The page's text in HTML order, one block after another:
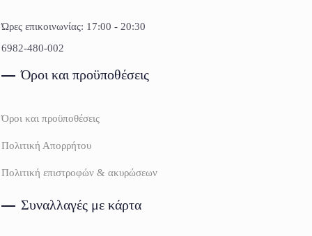
Ώρες επικοινωνίας: 17:00 - 20:30
6982-480-002
Όροι και προϋποθέσεις
Όροι και προϋποθέσεις
Πολιτική Απορρήτου
Πολιτική επιστροφών & ακυρώσεων
Συναλλαγές με κάρτα